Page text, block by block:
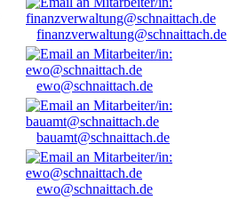
finanzverwaltung@schnaittach.de
ewo@schnaittach.de
bauamt@schnaittach.de
ewo@schnaittach.de